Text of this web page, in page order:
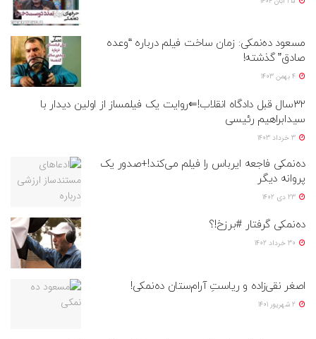
مسعود ده‌نمکی: زمان ساخت فیلم درباره “وعده
صادق” گذشته!
۳۲سال قبل دادگاه انقلاب!⇐روایت یک فیلمساز از اولین دیدار با
سیدابراهیم رئیسی
ده‌نمکی فاجعه ایرباس را فیلم می‌کند!+صدور یک
پروانه دیگر
ده‌نمکی گرفتار #برزخ!؟
اصغر نقی‌زاده و ریاستِ آرام‌ستان ده‌نمکی!